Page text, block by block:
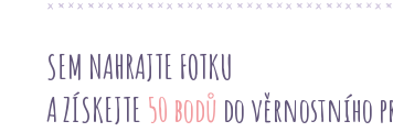
SEM NAHRAJTE FOTKU
A ZÍSKEJTE 50 bodů do věrnostního